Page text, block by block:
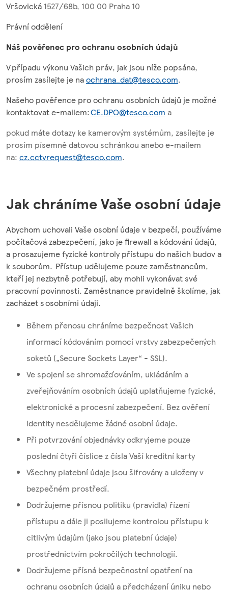
Vršovická 1527/68b, 100 00 Praha 10
Právní oddělení
Náš pověřenec pro ochranu osobních údajů
V případu výkonu Vašich práv, jak jsou níže popsána,
prosím zasílejte je naochrana_dat@tesco.com.
Našeho pověřence pro ochranu osobních údajů je možné
kontaktovat e-mailem:CE.DPO@tesco.com a
pokud máte dotazy ke kamerovým systémům, zasílejte je
prosím písemně datovou schránkou anebo e-mailem
na: cz.cctvrequest@tesco.com.
Jak chráníme Vaše osobní údaje
Abychom uchovali Vaše osobní údaje v bezpečí, používáme
počítačová zabezpečení, jako je firewall a kódování údajů,
a prosazujeme fyzické kontroly přístupu do našich budov a
k souborům. Přístup udělujeme pouze zaměstnancům,
kteří jej nezbytně potřebují, aby mohli vykonávat své
pracovní povinnosti. Zaměstnance pravidelně školíme, jak
zacházet s osobními údaji.
Během přenosu chráníme bezpečnost Vašich
informací kódováním pomocí vrstvy zabezpečených
soketů („Secure Sockets Layer“ - SSL).
Ve spojení se shromažďováním, ukládáním a
zveřejňováním osobních údajů uplatňujeme fyzické,
elektronické a procesní zabezpečení. Bez ověření
identity nesdělujeme žádné osobní údaje.
Při potvrzování objednávky odkryjeme pouze
poslední čtyři číslice z čísla Vaší kreditní karty
Všechny platební údaje jsou šifrovány a uloženy v
bezpečném prostředí.
Dodržujeme přísnou politiku (pravidla) řízení
přístupu a dále ji posilujeme kontrolou přístupu k
citlivým údajům (jako jsou platební údaje)
prostřednictvím pokročilých technologií.
Dodržujeme přísná bezpečnostní opatření na
ochranu osobních údajů a předcházení úniku nebo